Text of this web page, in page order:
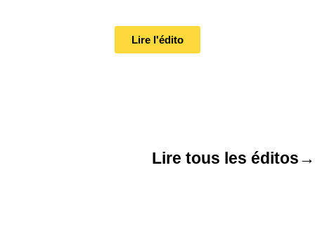
Lire l'édito
Lire tous les éditos→